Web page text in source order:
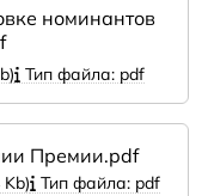
номинантов
Тип файла: pdf
Премии.pdf
Тип файла: pdf